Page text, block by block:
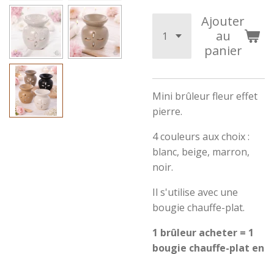
Ajouter
au
panier
Mini brûleur fleur effet
pierre.
4 couleurs aux choix :
blanc, beige, marron,
noir.
Il s'utilise avec une
bougie chauffe-plat.
1 brûleur acheter = 1
bougie chauffe-plat en